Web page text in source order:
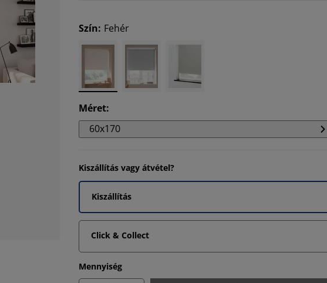
Szín: Fehér
Méret:
60x170
Kiszállítás vagy átvétel?
Kiszállítás
Click & Collect
Mennyiség
16.53027823240589%
6.055646481178396%
3.927986906710311%
6.710310965630114%